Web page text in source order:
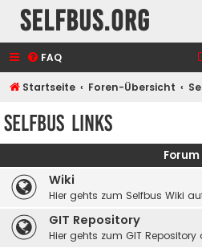
selfbus.org
FAQ
Startseite Foren-Übersicht
Selfbus Links
Forum
Wiki
Hier gehts zum Selfbus Wiki
GIT Repository
Hier gehts zum GIT Repository